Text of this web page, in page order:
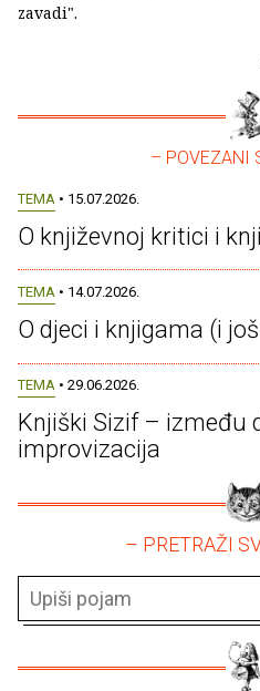
zavadi".
– POVEZANI
TEMA • 15.07.2026.
O književnoj kritici i
TEMA • 14.07.2026.
O djeci i knjigama (i
TEMA • 29.06.2026.
Knjiški Sizif – između
improvizacija
– PRETRAŽI